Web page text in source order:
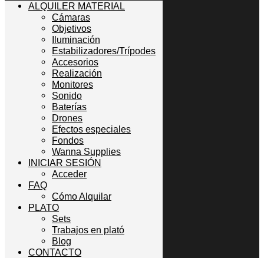
ALQUILER MATERIAL
Cámaras
Objetivos
Iluminación
Estabilizadores/Trípodes
Accesorios
Realización
Monitores
Sonido
Baterías
Drones
Efectos especiales
Fondos
Wanna Supplies
INICIAR SESIÓN
Acceder
FAQ
Cómo Alquilar
PLATO
Sets
Trabajos en plató
Blog
CONTACTO